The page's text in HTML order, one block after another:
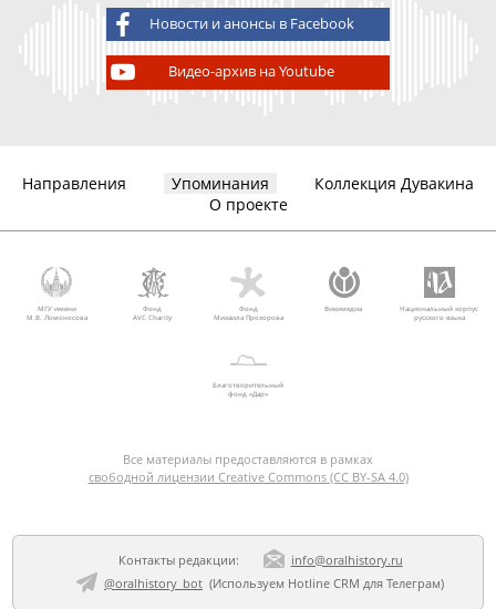
Новости и анонсы в Facebook
Видео-архив на Youtube
Направления Упоминания
Коллекция Дувакина
О проекте
МГУ имени
М.В. Ломоносова
Фонд
AVC Charity
Фонд
Михаила Прохорова
Викимедиа
Национальный корпус
русского языка
Благотворительный
фонд «Дар»
Все материалы предоставляются в рамках
свободной лицензии Creative Commons (CC BY-SA 4.0)
Контакты редакции:
info@oralhistory.ru
@oralhistory_bot(Используем Hotline CRM для Телеграм)